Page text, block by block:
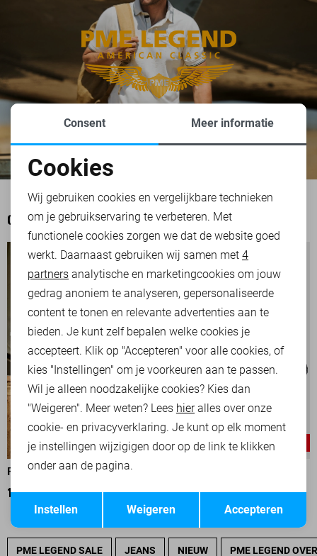
OOK HET BEKIJKEN WAARD
-25%
PME LEGEND JAS
187,50 249,99 187,50 249,99
PME LEGEND SALE JEANS NIEUW PME LEGEND
Noodzakelijke cookies
Personalisatie cookies
Analytische cookies
Marketing cookies
Opslaan
Consent Meer informatie
Cookies
Wij gebruiken cookies en vergelijkbare technieken
om je gebruikservaring te verbeteren. Met
functionele cookies zorgen we dat de website goed
werkt. Daarnaast gebruiken wij samen met 4
partners analytische en marketingcookies om jouw
gedrag anoniem te analyseren, gepersonaliseerde
content te tonen en relevante advertenties aan te
bieden. Je kunt zelf bepalen welke cookies je
accepteert. Klik op "Accepteren" voor alle cookies, of
kies "Instellingen" om je voorkeuren aan te passen.
Wil je alleen noodzakelijke cookies? Kies dan
"Weigeren". Meer weten? Lees hieralles over onze
cookie- en privacyverklaring. Je kunt op elk moment
je instellingen wijzigigen door op de link te klikken
onder aan de pagina.
Accepteren
Weigeren
Instellen